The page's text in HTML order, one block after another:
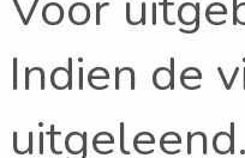
Indien de
uitgeleend.